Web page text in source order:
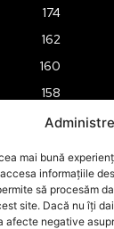
mai bună
informațiile
să procesăm
site. Dacă nu îți
afecte negative
174
162
160
158
157
149